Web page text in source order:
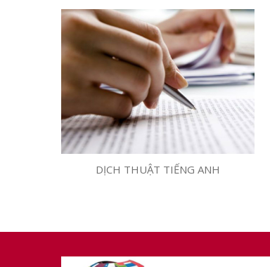
DỊCH THUẬT TIẾNG ANH